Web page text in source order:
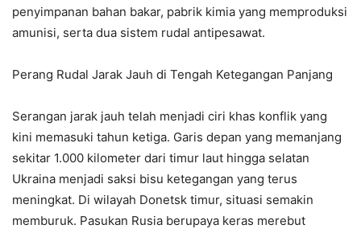
penyimpanan bahan bakar, pabrik kimia yang memproduksi
amunisi, serta dua sistem rudal antipesawat.
Perang Rudal Jarak Jauh di Tengah Ketegangan Panjang
Serangan jarak jauh telah menjadi ciri khas konflik yang
kini memasuki tahun ketiga. Garis depan yang memanjang
sekitar 1.000 kilometer dari timur laut hingga selatan
Ukraina menjadi saksi bisu ketegangan yang terus
meningkat. Di wilayah Donetsk timur, situasi semakin
memburuk. Pasukan Rusia berupaya keras merebut